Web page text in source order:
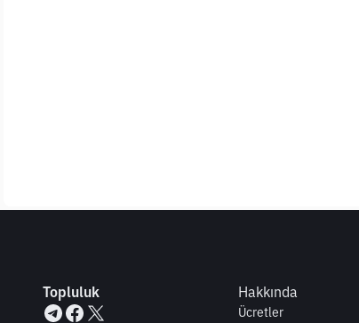
Topluluk Hakkında
Ücretler